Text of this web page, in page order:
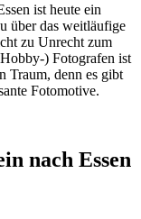
ist heute ein
über das weitläufige
zu Unrecht zum
) Fotografen ist
Traum, denn es gibt
Fotomotive.
nach Essen